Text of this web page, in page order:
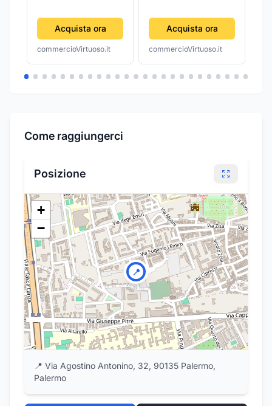
blister TKK
Acquista ora
commercioVirtuoso.it
TKK
Acquista ora
commercioVirtuoso.it
Come raggiungerci
Posizione
📍
+
−
📍 Via Agostino Antonino, 32, 90135 Palermo,
Palermo